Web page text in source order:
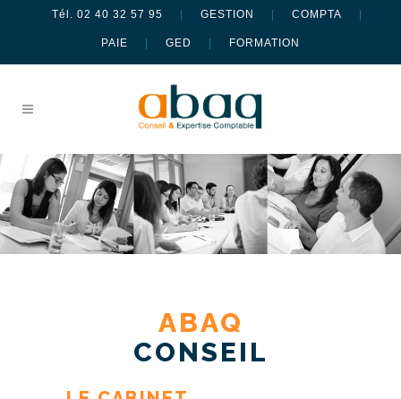
Tél. 02 40 32 57 95 GESTION COMPTA
PAIE GED FORMATION
ABAQ
CONSEIL